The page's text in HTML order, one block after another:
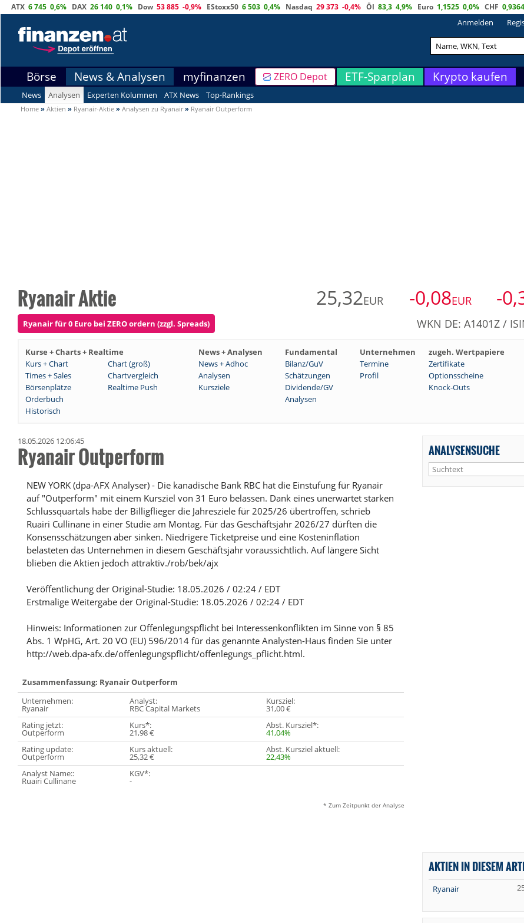
ATX 6 745 0,6% DAX 26 140 0,1% Dow 53 885 -0,9% EStoxx50 6 503 0,4% Nasdaq 29 373 -0,4% Öl 83,3 4,9% Euro 1,1525 0,0% CHF 0,9364
Anmelden
Börse News & Analysen myfinanzen ZERO Depot ETF-Sparplan Krypto kaufen
News Analysen Experten Kolumnen ATX News Top-Rankings
Home » Aktien » Ryanair-Aktie » Analysen zu Ryanair » Ryanair Outperform
Ryanair Aktie 25,32EUR -0,08EUR -
Ryanair für 0 Euro bei ZERO ordern (zzgl. Spreads) WKN DE: A1401Z /
Kurse + Charts + Realtime News + Analysen Fundamental Unternehmen zugeh. Wertpapiere
Kurs + Chart
Chart (groß) News + Adhoc Bilanz/GuV Termine Zertifikate
Times + Sales
Chartvergleich Analysen Schätzungen Profil Optionsscheine
Börsenplätze
Realtime Push Kursziele Dividende/GV
Knock-Outs
Orderbuch
Analysen
Historisch
18.05.2026 12:06:45
Ryanair Outperform
NEW YORK (dpa-AFX Analyser) - Die kanadische Bank RBC hat die Einstufung für Ryanair
auf "Outperform" mit einem Kursziel von 31 Euro belassen. Dank eines unerwartet starken
Schlussquartals habe der Billigflieger die Jahresziele für 2025/26 übertroffen, schrieb
Ruairi Cullinane in einer Studie am Montag. Für das Geschäftsjahr 2026/27 dürften die
Konsensschätzungen aber sinken. Niedrigere Ticketpreise und eine Kosteninflation
belasteten das Unternehmen in diesem Geschäftsjahr voraussichtlich. Auf längere Sicht
blieben die Aktien jedoch attraktiv./rob/bek/ajx
Veröffentlichung der Original-Studie: 18.05.2026 / 02:24 / EDT
Erstmalige Weitergabe der Original-Studie: 18.05.2026 / 02:24 / EDT
Hinweis: Informationen zur Offenlegungspflicht bei Interessenkonflikten im Sinne von § 85
Abs. 1 WpHG, Art. 20 VO (EU) 596/2014 für das genannte Analysten-Haus finden Sie unter
http://web.dpa-afx.de/offenlegungspflicht/offenlegungs_pflicht.html.
Zusammenfassung: Ryanair Outperform
Unternehmen:
Ryanair
Analyst:
RBC Capital Markets
Kursziel:
31,00 €
Rating jetzt:
Outperform
Kurs*:
21,98 €
Abst. Kursziel*:
41,04%
Rating update:
Outperform
Kurs aktuell:
25,32 €
Abst. Kursziel aktuell:
22,43%
Analyst Name::
Ruairi Cullinane
KGV*:
-
* Zum Zeitpunkt der Analyse
ANALYSENSUCHE
AKTIEN IN DIESEM
Ryanair